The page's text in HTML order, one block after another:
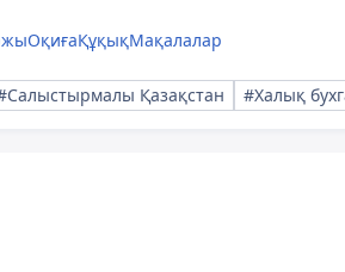
ОқиғаҚұқықМақалалар
Қазақстан #Халық